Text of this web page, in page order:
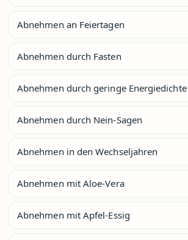
Abnehmen an Feiertagen
Abnehmen durch Fasten
Abnehmen durch geringe Energiedichte
Abnehmen durch Nein-Sagen
Abnehmen in den Wechseljahren
Abnehmen mit Aloe-Vera
Abnehmen mit Apfel-Essig